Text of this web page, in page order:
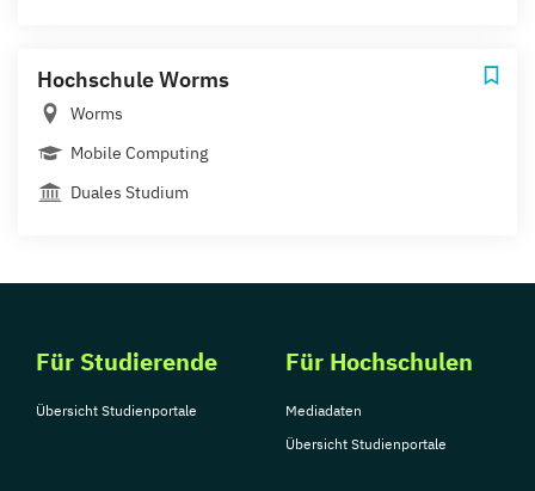
Hochschule Worms
Worms
Mobile Computing
Duales Studium
Für Studierende
Übersicht Studienportale
Für Hochschulen
Mediadaten
Übersicht Studienportale